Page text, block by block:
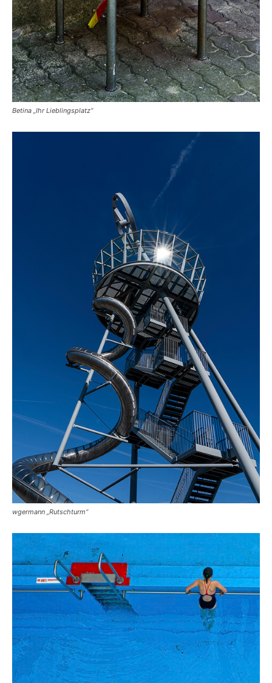
Betina „Ihr Lieblingsplatz“
wgermann „Rutschturm“